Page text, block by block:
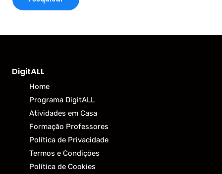
DigitALL
Home
Programa DigitALL
Atividades em Casa
Formação Professores
Política de Privacidade
Termos e Condições
Política de Cookies